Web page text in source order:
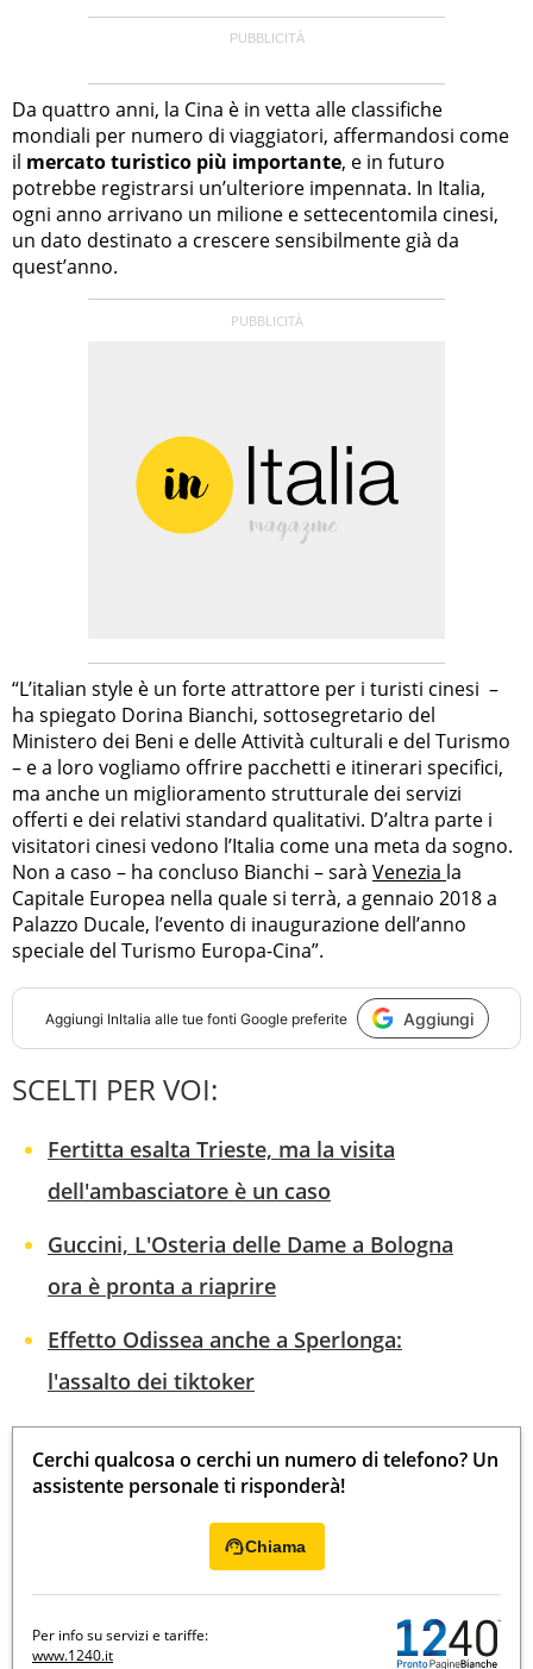
Da quattro anni, la Cina è in vetta alle classifiche
mondiali per numero di viaggiatori, affermandosi come
il mercato turistico più importante, e in futuro
potrebbe registrarsi un’ulteriore impennata. In Italia,
ogni anno arrivano un milione e settecentomila cinesi,
un dato destinato a crescere sensibilmente già da
quest’anno.
“L’italian style è un forte attrattore per i turisti cinesi –
ha spiegato Dorina Bianchi, sottosegretario del
Ministero dei Beni e delle Attività culturali e del Turismo
– e a loro vogliamo offrire pacchetti e itinerari specifici,
ma anche un miglioramento strutturale dei servizi
offerti e dei relativi standard qualitativi. D’altra parte i
visitatori cinesi vedono l’Italia come una meta da sogno.
Non a caso – ha concluso Bianchi – sarà Venezia la
Capitale Europea nella quale si terrà, a gennaio 2018 a
Palazzo Ducale, l’evento di inaugurazione dell’anno
speciale del Turismo Europa-Cina”.
Aggiungi InItalia alle tue fonti Google preferite Aggiungi
SCELTI PER VOI:
Fertitta esalta Trieste, ma la visita
dell'ambasciatore è un caso
Guccini, L'Osteria delle Dame a Bologna
ora è pronta a riaprire
Effetto Odissea anche a Sperlonga:
l'assalto dei tiktoker
Cerchi qualcosa o cerchi un numero di telefono? Un
assistente personale ti risponderà!
Chiama
Per info su servizi e tariffe:
www.1240.it